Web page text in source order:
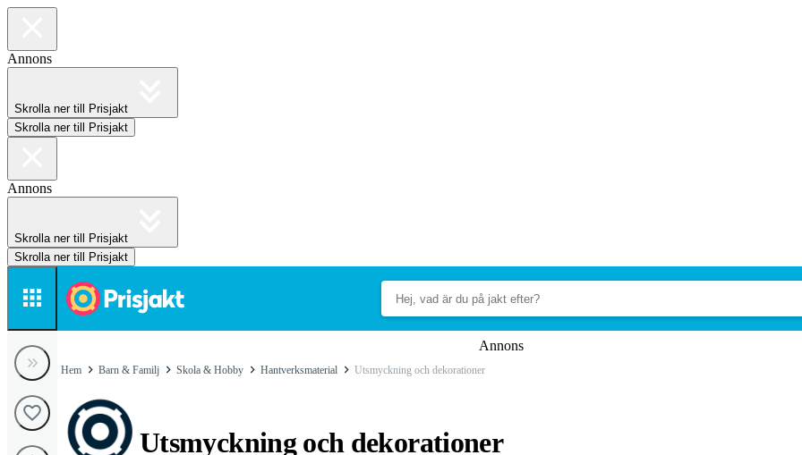
Annons
Skrolla ner till Prisjakt
Skrolla ner till Prisjakt
Annons
Skrolla ner till Prisjakt
Skrolla ner till Prisjakt
Annons
Hem Barn & Familj Skola & Hobby Hantverksmaterial Utsmyckning och dekorationer
Utsmyckning och dekorationer